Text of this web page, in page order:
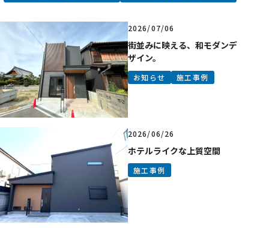
会社案内
会社概要
スタッフ紹介見積もり依頼・お問い合わせ
2026/07/06
街並みに映える、和モダンデ
ザイン。
お知らせ 施工事例
2026/06/26
ホテルライクな上質空間
施工事例